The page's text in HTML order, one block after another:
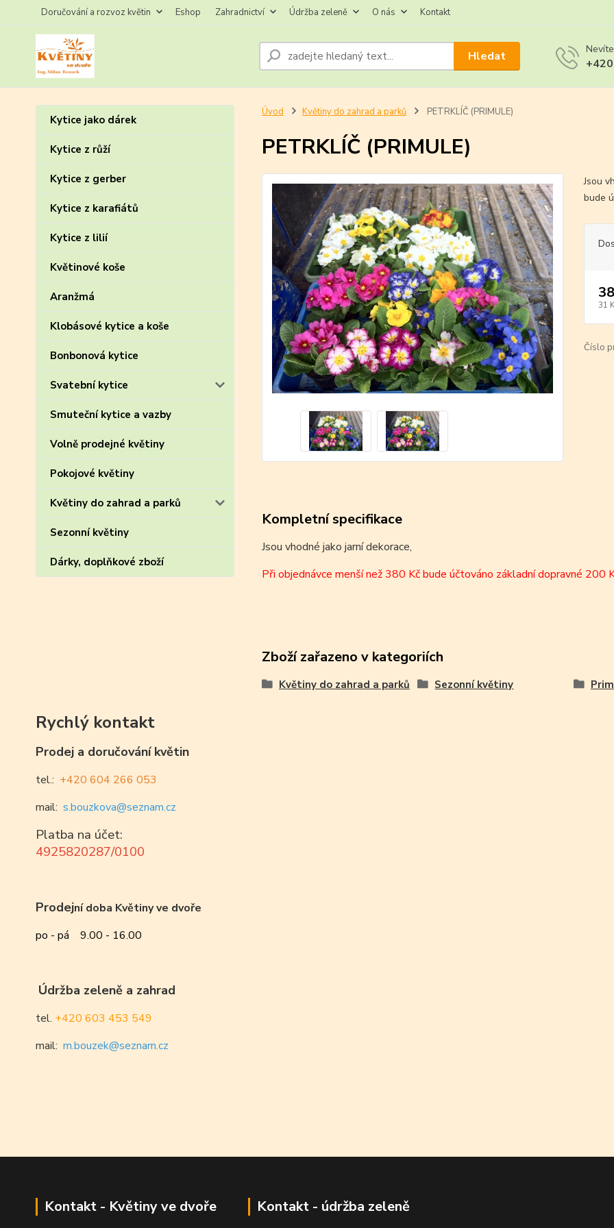
Doručování a rozvoz květin Eshop Zahradnictví Údržba zeleně O nás Kontakt
Hledat
Kytice jako dárek
Kytice z růží
Kytice z gerber
Kytice z karafiátů
Kytice z lilií
Květinové koše
Aranžmá
Klobásové kytice a koše
Bonbonová kytice
Svatební kytice
Smuteční kytice a vazby
Volně prodejné květiny
Pokojové květiny
Květiny do zahrad a parků
Sezonní květiny
Dárky, doplňkové zboží
Rychlý kontakt
Prodej a doručování květin
tel.: +420 604 266 053
mail: s.bouzkova@seznam.cz
Platba na účet:
4925820287/0100
Prodejní doba Květiny ve dvoře
po - pá 9.00 - 16.00
Údržba zeleně a zahrad
tel. +420 603 453 549
mail: m.bouzek@seznam.cz
Úvod Květiny do zahrad a parků PETRKLÍČ (PRIMULE)
PETRKLÍČ (PRIMULE)
Jsou
bude
31
Číslo
Kompletní specifikace
Jsou vhodné jako jarní dekorace,
Při objednávce menší než 380 Kč bude účtováno základní dopravné 200
Zboží zařazeno v kategoriích
Květiny do zahrad a parků Sezonní květiny
Kontakt - Květiny ve dvoře Kontakt - údržba zeleně